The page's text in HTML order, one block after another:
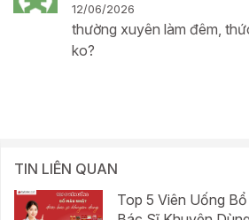
12/06/2026
thường xuyên làm đêm,
ko?
TIN LIÊN QUAN
Top 5 Viên Uống